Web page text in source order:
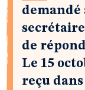
demandé
de
Le 15
reçu